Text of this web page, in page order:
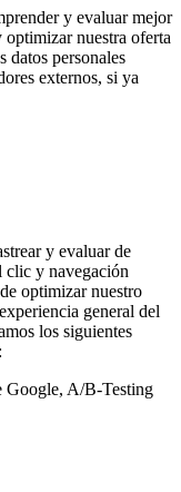
y evaluar mejor
nuestra oferta
datos personales
externos, si ya
y evaluar de
clic y navegación
optimizar nuestro
general del
los siguientes
Google, A/B-Testing